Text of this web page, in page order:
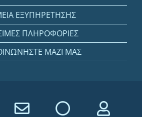
ΕΞΥΠΗΡΕΤΗΣΗΣ
ΠΛΗΡΟΦΟΡΙΕΣ
ΜΑΖΙ ΜΑΣ